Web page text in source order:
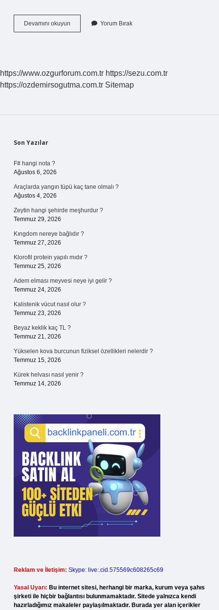
Devamını okuyun
Kütüphane
Yorum Bırak
https://www.ozgurforum.com.tr https://sezu.com.tr
https://ozdemirsogutma.com.tr Sitemap
Sidebar
Son Yazılar
F# hangi nota ?
Ağustos 6, 2026
Araçlarda yangın tüpü kaç tane olmalı ?
Ağustos 4, 2026
Zeytin hangi şehirde meşhurdur ?
Temmuz 29, 2026
Kıngdom nereye bağlıdır ?
Temmuz 27, 2026
Klorofil protein yapılı mıdır ?
Temmuz 25, 2026
Adem elması meyvesi neye iyi gelir ?
Temmuz 24, 2026
Kalistenik vücut nasıl olur ?
Temmuz 23, 2026
Beyaz keklik kaç TL ?
Temmuz 21, 2026
Yükselen kova burcunun fiziksel özellikleri nelerdir ?
Temmuz 15, 2026
Kürek helvası nasıl yenir ?
Temmuz 14, 2026
Reklam ve İletişim: Skype: live:.cid.575569c608265c69
Yasal Uyarı: Bu internet sitesi, herhangi bir marka, kurum veya şahıs
şirketi ile hiçbir bağlantısı bulunmamaktadır. Sitede yalnızca kendi
hazırladığımız makaleler paylaşılmaktadır. Burada yer alan içerikler